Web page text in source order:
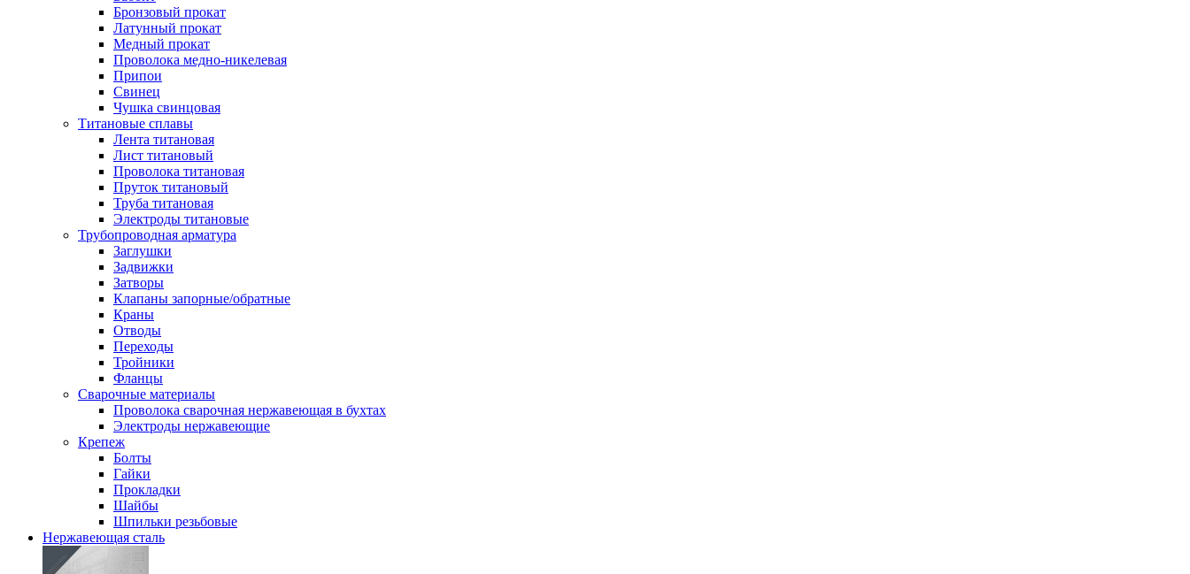
Бронзовый прокат
Латунный прокат
Медный прокат
Проволока медно-никелевая
Припои
Свинец
Чушка свинцовая
Титановые сплавы
Лента титановая
Лист титановый
Проволока титановая
Пруток титановый
Труба титановая
Электроды титановые
Трубопроводная арматура
Заглушки
Задвижки
Затворы
Клапаны запорные/обратные
Краны
Отводы
Переходы
Тройники
Фланцы
Сварочные материалы
Проволока сварочная нержавеющая в бухтах
Электроды нержавеющие
Крепеж
Болты
Гайки
Прокладки
Шайбы
Шпильки резьбовые
Нержавеющая сталь